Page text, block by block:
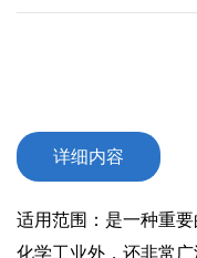
详细内容
适用范围：是一种重
化学工业外，还非常